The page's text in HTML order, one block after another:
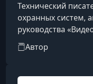
Технический
охранных систем,
руководства
доме и на даче.
Автор